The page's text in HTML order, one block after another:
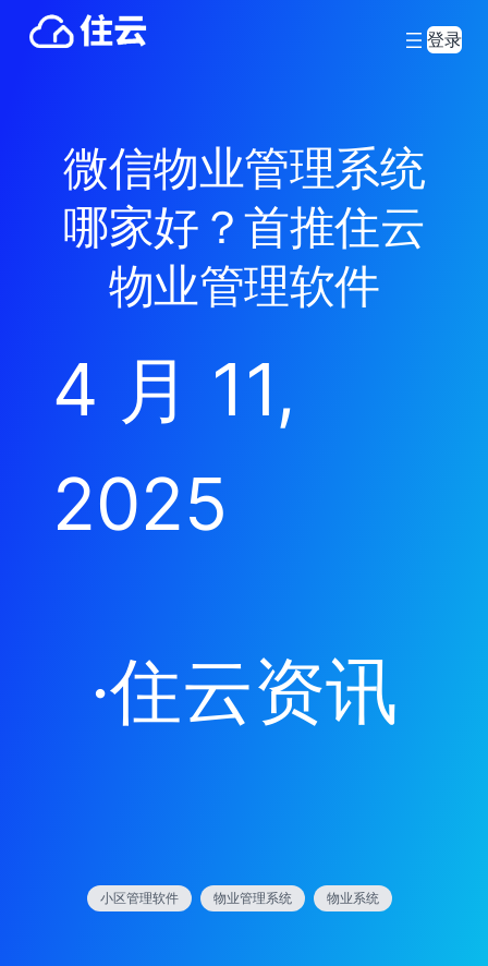
登录
微信物业管理系统
哪家好？首推住云
物业管理软件
4 月 11,
2025
·住云资讯
小区管理软件 物业管理系统 物业系统